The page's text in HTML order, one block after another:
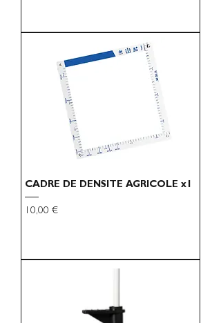
CADRE DE DENSITE AGRICOLE x1
Preço
10,00 €